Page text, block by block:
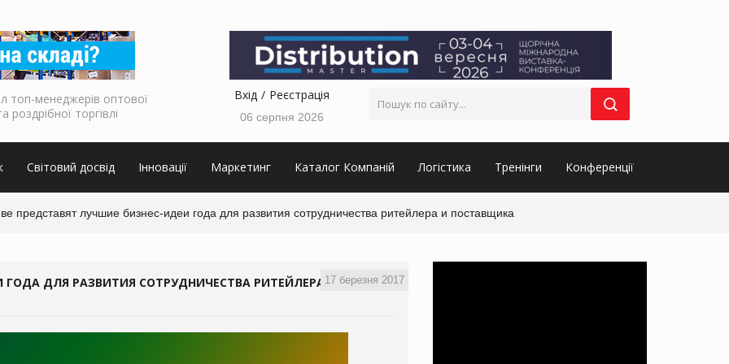
топ-менеджерів оптової
роздрібної торгівлі
Вхід Реєстрація
06 серпня 2026
Світовий досвід Інновації Маркетинг Каталог Компаній Логістика Тренінги Конференції
представят лучшие бизнес-идеи года для развития сотрудничества ритейлера и поставщика
17 березня 2017
ДЛЯ РАЗВИТИЯ СОТРУДНИЧЕСТВА РИТЕЙЛЕРА